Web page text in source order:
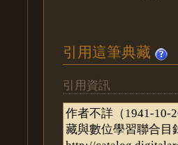
引用這筆典藏
引用資訊